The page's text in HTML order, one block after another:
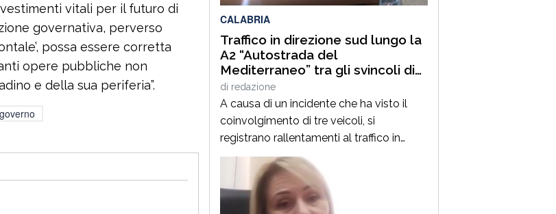
vitali per il futuro di
governativa, perverso
possa essere corretta
opere pubbliche non
e della sua periferia”.
governo
CALABRIA
Traffico in direzione sud lungo la
A2 “Autostrada del
Mediterraneo” tra gli svincoli di
Altilia Grimaldi e San Mango
D’Aquino
di redazione
A causa di un incidente che ha visto il
coinvolgimento di tre veicoli, si
registrano rallentamenti al traffico in
direzione sud lungo la A2 “Autostrada del
Mediterraneo”, nel tratto compreso tra gli
svincoli di Altilia Grimaldi (CS) e San
Mango D’Aquino (CZ). Sul posto è